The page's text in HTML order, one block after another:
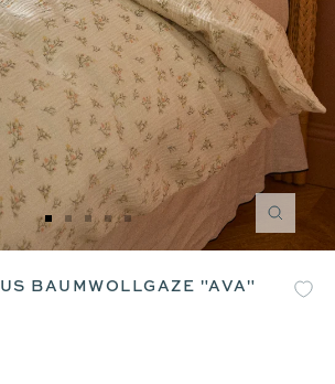
Zoom
Zur
Slide
gehen
Zur
Slide
gehen
Zur
Slide
gehen
Zur
Slide
gehen
Zur
Slide
gehen
BAUMWOLLGAZE "AVA"